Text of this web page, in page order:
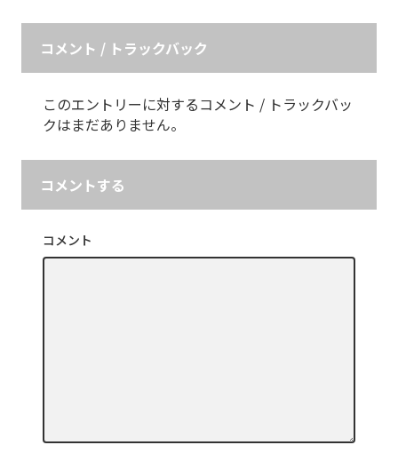
コメント / トラックバック
このエントリーに対するコメント / トラックバッ
クはまだありません。
コメントする
コメント